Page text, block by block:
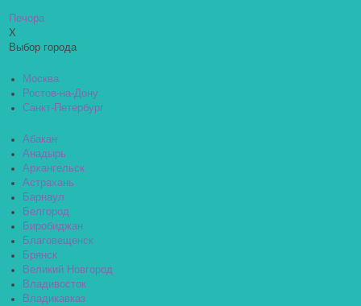
Печора
X
Выбор города
Москва
Ростов-на-Дону
Санкт-Петербург
Абакан
Анадырь
Архангельск
Астрахань
Барнаул
Белгород
Биробиджан
Благовещенск
Брянск
Великий Новгород
Владивосток
Владикавказ